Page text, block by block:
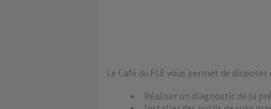
Le Café du FLE vous permet de
Réaliser un diagnostic de la